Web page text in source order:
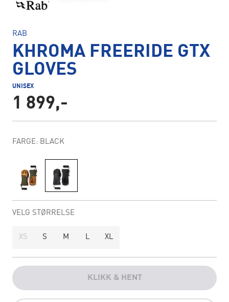
RAB
KHROMA FREERIDE GTX
GLOVES
UNISEX
1 899,-
FARGE: BLACK
VELG STØRRELSE
XS S M L XL
KLIKK & HENT